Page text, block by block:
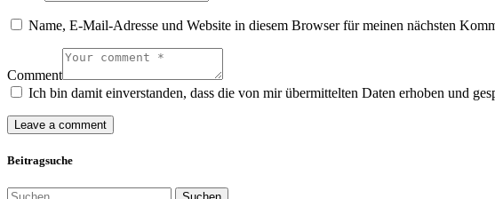
Name, E-Mail-Adresse und Website in diesem Browser für meinen nächsten
Comment
Ich bin damit einverstanden, dass die von mir übermittelten Daten erhoben und
Beitragsuche
Suchen